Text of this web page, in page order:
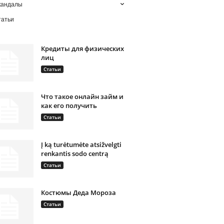
Кредиты для физических
лиц
Статьи
Что такое онлайн займ и
как его получить
Статьи
Į ką turėtumėte atsižvelgti
renkantis sodo centrą
Статьи
Костюмы Деда Мороза
Статьи